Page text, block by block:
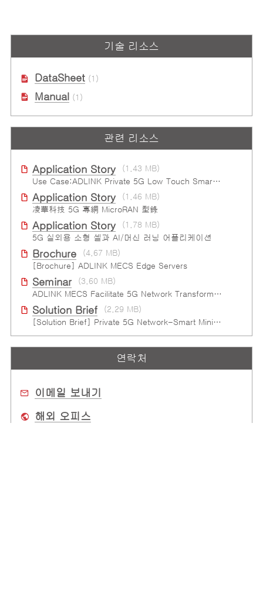
기술 리소스
DataSheet(1)
Manual (1)
관련 리소스
Application Story
(1.43 MB)
Use Case:ADLINK Private 5G Low Touch Smart Factory
Application Story
(1.46 MB)
凌華科技 5G 專網 MicroRAN 型錄
Application Story
(1.78 MB)
5G 실외용 소형 셀과 AI/머신 러닝 어플리케이션
Brochure
(4.67 MB)
[Brochure] ADLINK MECS Edge Servers
Seminar
(3.60 MB)
ADLINK MECS Facilitate 5G Network Transformation
Solution Brief
(2.29 MB)
[Solution Brief] Private 5G Network-Smart Mining
연락처
이메일 보내기
해외 오피스